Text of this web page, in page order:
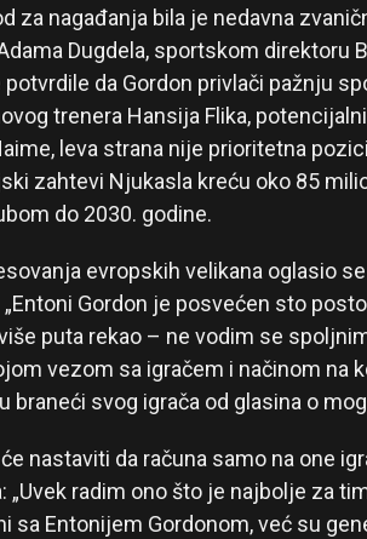
za nagađanja bila je nedavna
Dugdela, sportskom direktoru
da Gordon privlači pažnju
trenera Hansija Flika,
leva strana nije prioritetna
zahtevi Njukasla kreću oko 85
do 2030. godine.
evropskih velikana oglasio
Gordon je posvećen sto
puta rekao – ne vodim se
vezom sa igračem i načinom na
braneći svog igrača od glasina o
nastaviti da računa samo na one
„Uvek radim ono što je najbolje za
sa Entonijem Gordonom, već su